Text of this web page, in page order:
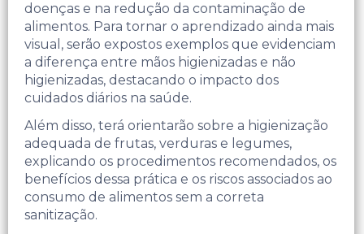
doenças e na redução da contaminação de
alimentos. Para tornar o aprendizado ainda mais
visual, serão expostos exemplos que evidenciam
a diferença entre mãos higienizadas e não
higienizadas, destacando o impacto dos
cuidados diários na saúde.
Além disso, terá orientarão sobre a higienização
adequada de frutas, verduras e legumes,
explicando os procedimentos recomendados, os
benefícios dessa prática e os riscos associados ao
consumo de alimentos sem a correta
sanitização.